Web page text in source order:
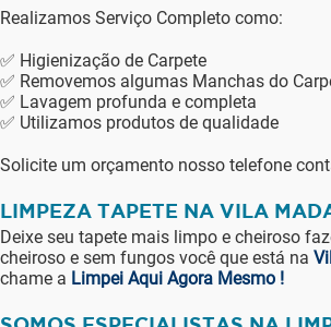
Realizamos Serviço Completo como:
✅ Higienização de Carpete
✅ Removemos algumas Manchas do
✅ Lavagem profunda e completa
✅ Utilizamos produtos de qualidade
Solicite um orçamento nosso telefone
LIMPEZA TAPETE NA VILA
Deixe seu tapete mais limpo e cheiroso
cheiroso e sem fungos você que está na
chame a Limpei Aqui Agora Mesmo !